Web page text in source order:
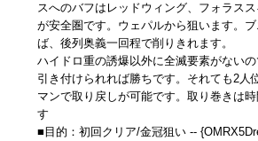
スへのバフはレッドウィング、フォラス
が安全圏です。ウェパルから狙います。
ば、後列奥義一回程で削りきれます。
ハイドロ重の誘爆以外に全滅要素がない
引き付けられれば勝ちです。それても2人
マンで取り戻しが可能です。取り巻きは
す
■目的：初回クリア/金冠狙い --